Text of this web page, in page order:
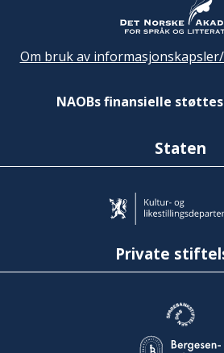
Om bruk av
NAOBs finansielle
Staten
Private